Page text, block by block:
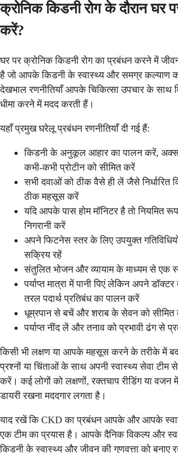
क्रोनिक किडनी रोग के दौरान घर
करें?
घर पर क्रोनिक किडनी रोग का प्रबंधन करने में
है जो आपके किडनी के स्वास्थ्य और समग्र कल्याण
देखभाल रणनीतियाँ आपके चिकित्सा उपचार के साथ
धीमा करने में मदद करती हैं।
यहाँ प्रमुख घरेलू प्रबंधन रणनीतियाँ दी गई हैं:
किडनी के अनुकूल आहार का पालन करें,
कभी-कभी प्रोटीन को सीमित करें
सभी दवाओं को ठीक वैसे ही लें जैसे निर्धारित
ठीक महसूस करें
यदि आपके पास होम मॉनिटर है तो नियमित
निगरानी करें
अपने फिटनेस स्तर के लिए उपयुक्त
सक्रिय रहें
संतुलित भोजन और व्यायाम के माध्यम से एक
पर्याप्त मात्रा में पानी पिएं लेकिन अपने
तरल पदार्थ प्रतिबंध का पालन करें
धूम्रपान से बचें और शराब के सेवन को सीमित
पर्याप्त नींद लें और तनाव को प्रभावी ढंग से
किसी भी लक्षण या आपके महसूस करने के तरीके में
प्रश्नों या चिंताओं के साथ अपनी स्वास्थ्य सेवा
करें। कई लोगों को लक्षणों, रक्तचाप रीडिंग या वजन
डायरी रखना मददगार लगता है।
याद रखें कि CKD का प्रबंधन आपके और आपके
एक टीम का प्रयास है। आपके दैनिक विकल्प और
किडनी के स्वास्थ्य और जीवन की गुणवत्ता को बनाए